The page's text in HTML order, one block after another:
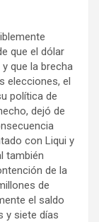
que el dólar
que la brecha
elecciones, el
política de
dejó de
con Liqui y
también
de la
de
el saldo
y siete días